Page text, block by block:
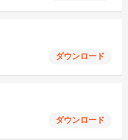
ダウンロード
ダウンロード